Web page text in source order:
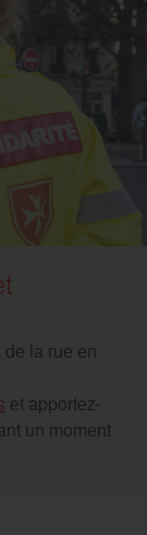
la rue en
et apportez-
un moment